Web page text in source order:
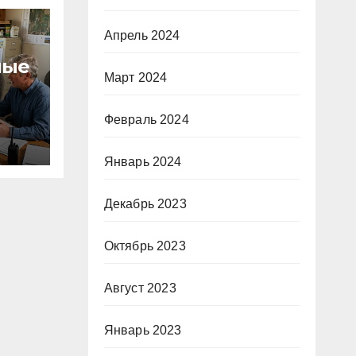
Апрель 2024
Март 2024
Февраль 2024
Январь 2024
Декабрь 2023
Октябрь 2023
Август 2023
Январь 2023